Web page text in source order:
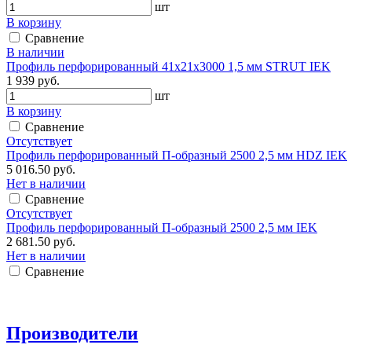
шт
В корзину
Сравнение
В наличии
Профиль перфорированный 41х21х3000 1,5 мм STRUT IEK
1 939 руб.
шт
В корзину
Сравнение
Отсутствует
Профиль перфорированный П-образный 2500 2,5 мм HDZ IEK
5 016.50 руб.
Нет в наличии
Сравнение
Отсутствует
Профиль перфорированный П-образный 2500 2,5 мм IEK
2 681.50 руб.
Нет в наличии
Сравнение
Производители